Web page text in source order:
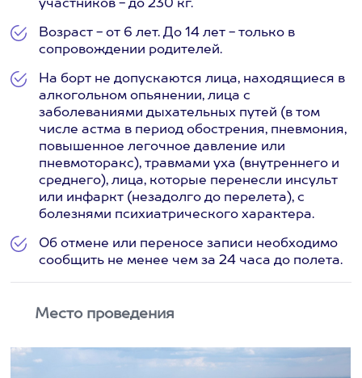
участников - до 230 кг.
Возраст - от 6 лет. До 14 лет - только в
сопровождении родителей.
На борт не допускаются лица, находящиеся в
алкогольном опьянении, лица с
заболеваниями дыхательных путей (в том
числе астма в период обострения, пневмония,
повышенное легочное давление или
пневмоторакс), травмами уха (внутреннего и
среднего), лица, которые перенесли инсульт
или инфаркт (незадолго до перелета), с
болезнями психиатрического характера.
Об отмене или переносе записи необходимо
сообщить не менее чем за 24 часа до полета.
Место проведения